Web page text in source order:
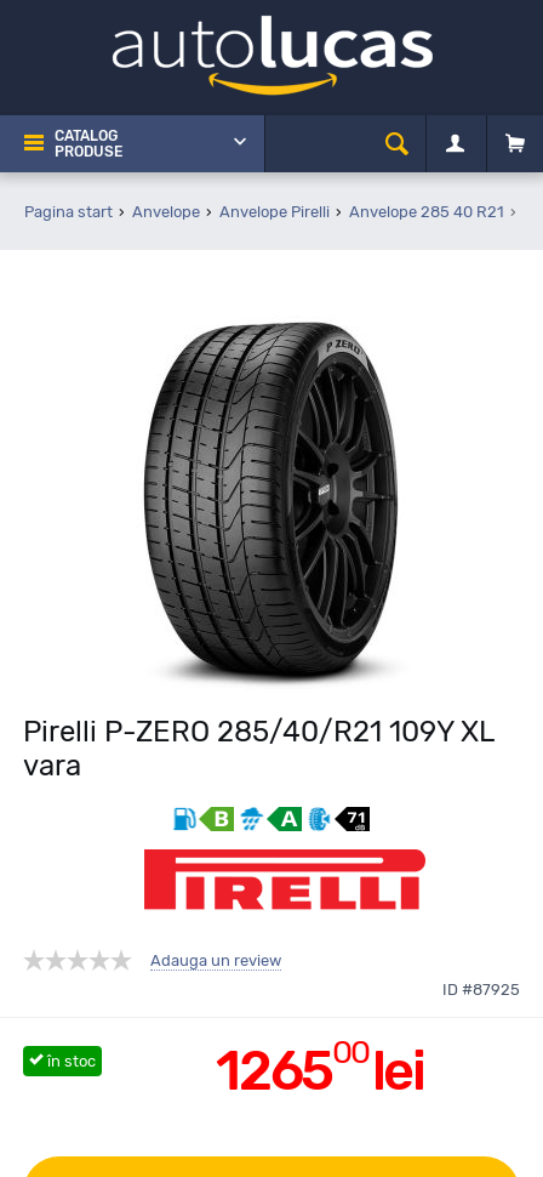
CATALOG
PRODUSE
Pagina start Anvelope Anvelope Pirelli Anvelope 285 40 R21
Pirelli P-ZERO 285/40/R21 109Y XL
vara
Adauga un review
ID #87925
126500lei
în stoc